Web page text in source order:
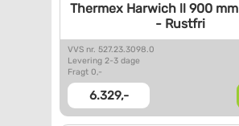
Thermex Harwich ll 900 mm
- Rustfri
VVS nr. 527.23.3098.0
Levering 2-3 dage
Fragt 0,-
6.329,-